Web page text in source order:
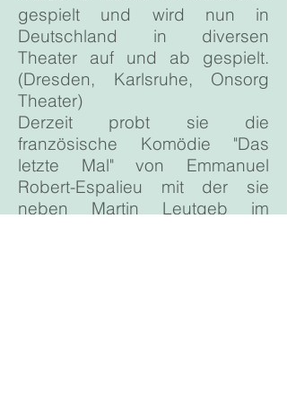
gespielt und wird nun in
Deutschland in diversen
Theater auf und ab gespielt.
(Dresden, Karlsruhe, Onsorg
Theater)
Derzeit probt sie die
französische Komödie "Das
letzte Mal" von Emmanuel
Robert-Espalieu mit der sie
neben Martin Leutgeb im